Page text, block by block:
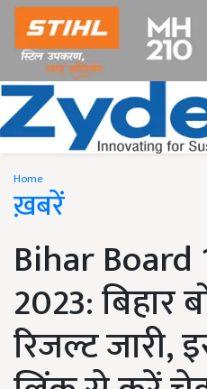
Home
ख़बरें
Bihar
2023: बिहार
रिजल्ट जारी,